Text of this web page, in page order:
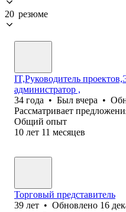
20 резюме
IT,Руководитель
администратор ,
34 года • Был вчера •
Рассматривает
Общий опыт
10 лет 11 месяцев
Торговый представитель
39 лет • Обновлено 16